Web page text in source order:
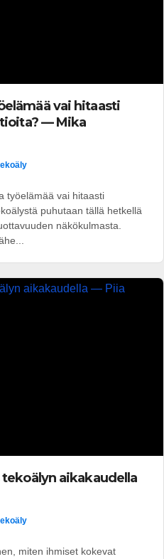
vai hitaasti
— Mika
työelämää vai hitaasti
puhutaan tällä hetkellä
näkökulmasta.
tekoälyn aikakaudella
miten ihmiset kokevat